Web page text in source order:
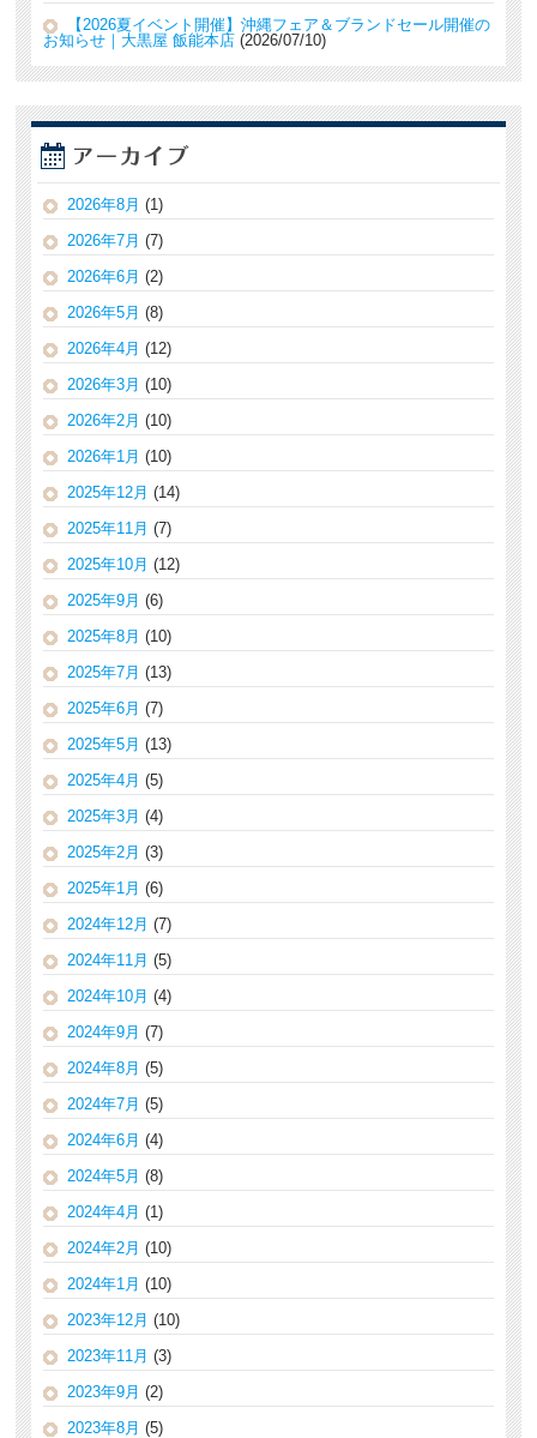
【2026夏イベント開催】沖縄フェア＆ブランドセール開催の
お知らせ｜大黒屋 飯能本店 2026/07/10
2026年8月 (1)
2026年7月 (7)
2026年6月 (2)
2026年5月 (8)
2026年4月 (12)
2026年3月 (10)
2026年2月 (10)
2026年1月 (10)
2025年12月 (14)
2025年11月 (7)
2025年10月 (12)
2025年9月 (6)
2025年8月 (10)
2025年7月 (13)
2025年6月 (7)
2025年5月 (13)
2025年4月 (5)
2025年3月 (4)
2025年2月 (3)
2025年1月 (6)
2024年12月 (7)
2024年11月 (5)
2024年10月 (4)
2024年9月 (7)
2024年8月 (5)
2024年7月 (5)
2024年6月 (4)
2024年5月 (8)
2024年4月 (1)
2024年2月 (10)
2024年1月 (10)
2023年12月 (10)
2023年11月 (3)
2023年9月 (2)
2023年8月 (5)